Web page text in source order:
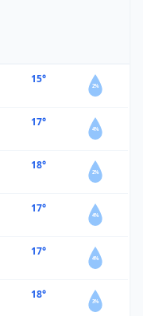
15°
2%
17°
4%
18°
2%
17°
4%
17°
4%
18°
3%